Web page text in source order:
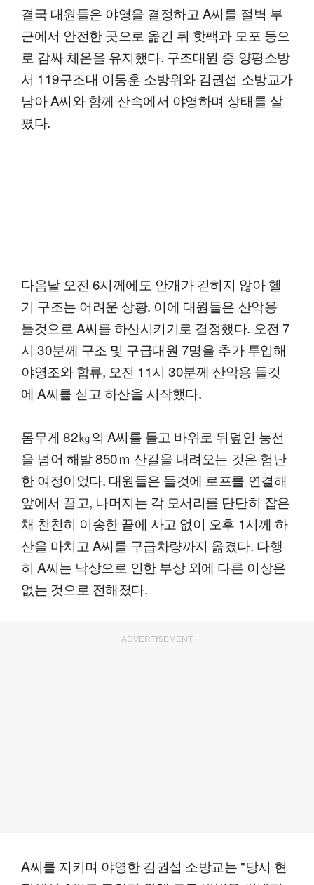
결국 대원들은 야영을 결정하고 A씨를 절벽 부
근에서 안전한 곳으로 옮긴 뒤 핫팩과 모포 등으
로 감싸 체온을 유지했다. 구조대원 중 양평소방
서 119구조대 이동훈 소방위와 김권섭 소방교가
남아 A씨와 함께 산속에서 야영하며 상태를 살
폈다.
다음날 오전 6시께에도 안개가 걷히지 않아 헬
기 구조는 어려운 상황. 이에 대원들은 산악용
들것으로 A씨를 하산시키기로 결정했다. 오전 7
시 30분께 구조 및 구급대원 7명을 추가 투입해
야영조와 합류, 오전 11시 30분께 산악용 들것
에 A씨를 싣고 하산을 시작했다.
몸무게 82㎏의 A씨를 들고 바위로 뒤덮인 능선
을 넘어 해발 850ｍ 산길을 내려오는 것은 험난
한 여정이었다. 대원들은 들것에 로프를 연결해
앞에서 끌고, 나머지는 각 모서리를 단단히 잡은
채 천천히 이송한 끝에 사고 없이 오후 1시께 하
산을 마치고 A씨를 구급차량까지 옮겼다. 다행
히 A씨는 낙상으로 인한 부상 외에 다른 이상은
없는 것으로 전해졌다.
ADVERTISEMENT
A씨를 지키며 야영한 김권섭 소방교는 "당시 현